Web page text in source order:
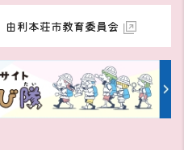
利本荘市教育委員会